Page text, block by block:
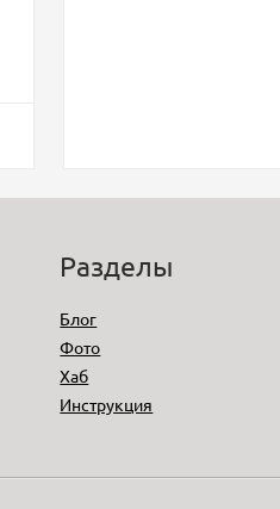
Разделы
Блог
Фото
Хаб
Инструкция